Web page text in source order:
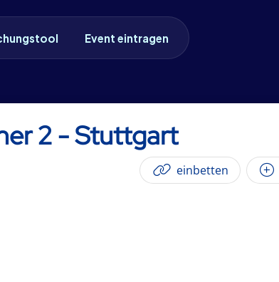
Event eintragen
2 - Stuttgart
einbetten